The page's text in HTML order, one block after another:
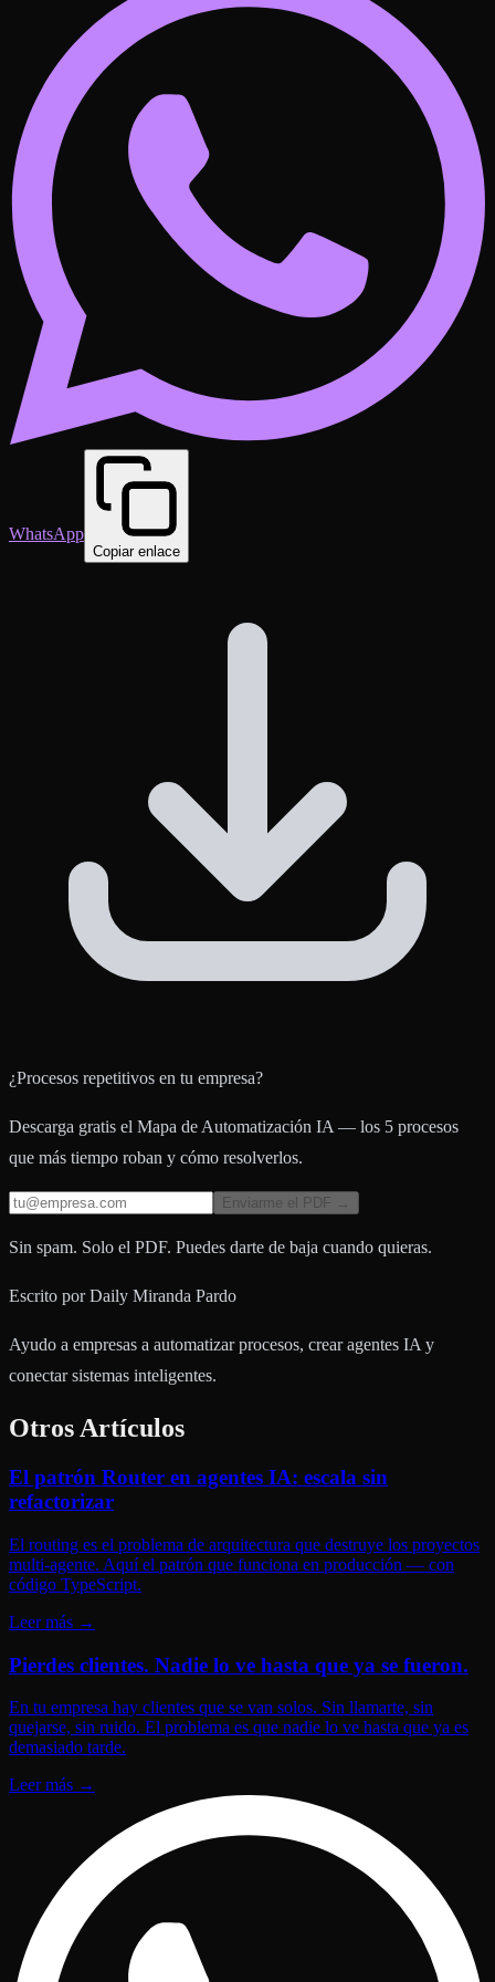
WhatsApp
Copiar enlace
¿Procesos repetitivos en tu empresa?
Descarga gratis el Mapa de Automatización IA — los 5 procesos
que más tiempo roban y cómo resolverlos.
Enviarme el PDF →
Sin spam. Solo el PDF. Puedes darte de baja cuando quieras.
Escrito por Daily Miranda Pardo
Ayudo a empresas a automatizar procesos, crear agentes IA y
conectar sistemas inteligentes.
Otros Artículos
El patrón Router en agentes IA: escala sin
refactorizar
El routing es el problema de arquitectura que destruye los proyectos
multi-agente. Aquí el patrón que funciona en producción — con
código TypeScript.
Leer más →
Pierdes clientes. Nadie lo ve hasta que ya se fueron.
En tu empresa hay clientes que se van solos. Sin llamarte, sin
quejarse, sin ruido. El problema es que nadie lo ve hasta que ya es
demasiado tarde.
Leer más →